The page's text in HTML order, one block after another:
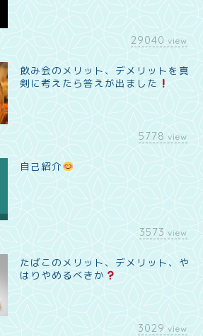
29040 view
飲み会のメリット、デメリットを真
剣に考えたら答えが出ました
5778 view
自己紹介
3573 view
たばこのメリット、デメリット、や
はりやめるべきか
3029 view